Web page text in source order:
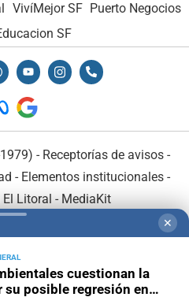
VivíMejor SF Puerto Negocios
SF
- Receptorías de avisos -
- Elementos institucionales-
Litoral - MediaKit
✕
cuestionan la
su posible regresión en